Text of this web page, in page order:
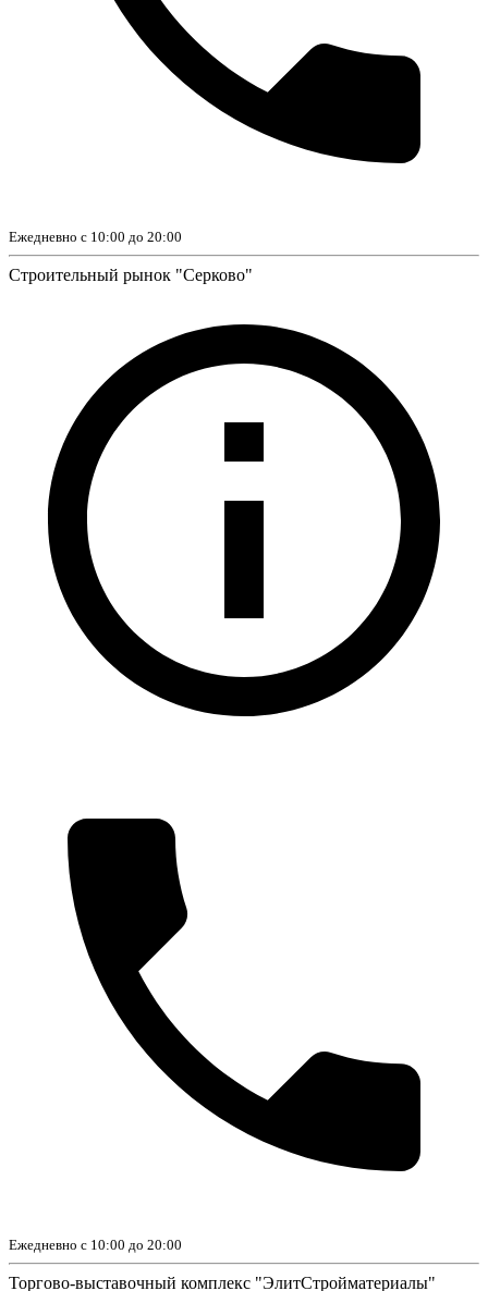
Ежедневно с 10:00 до 20:00
Строительный рынок "Серково"
Ежедневно с 10:00 до 20:00
Торгово-выставочный комплекс "ЭлитСтройматериалы"